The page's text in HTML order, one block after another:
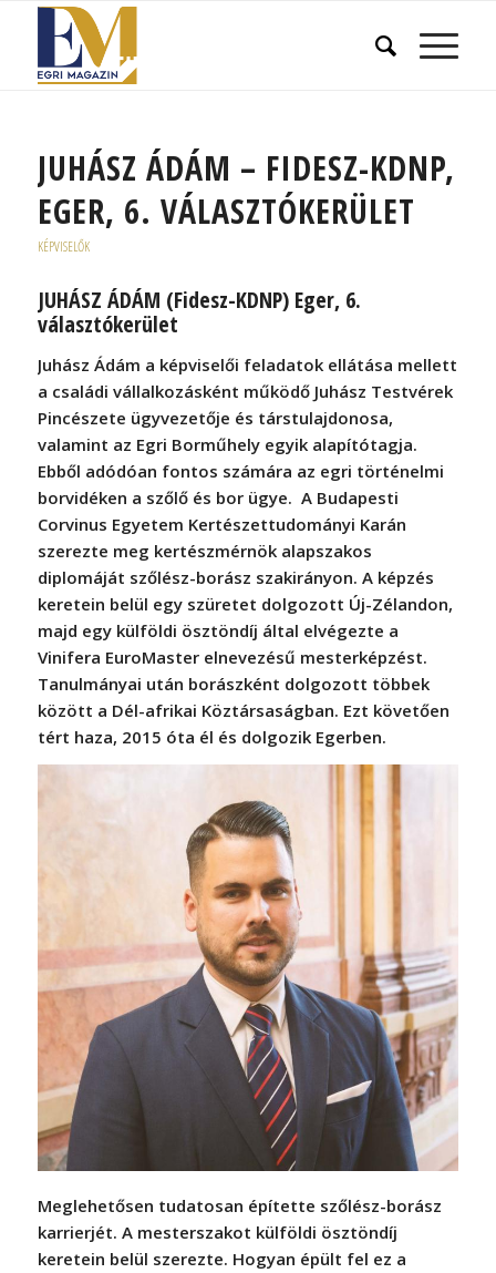
JUHÁSZ ÁDÁM – FIDESZ-KDNP,
EGER, 6. VÁLASZTÓKERÜLET
KÉPVISELŐK
JUHÁSZ ÁDÁM (Fidesz-KDNP) Eger, 6.
választókerület
Juhász Ádám a képviselői feladatok ellátása mellett
a családi vállalkozásként működő Juhász Testvérek
Pincészete ügyvezetője és társtulajdonosa,
valamint az Egri Borműhely egyik alapítótagja.
Ebből adódóan fontos számára az egri történelmi
borvidéken a szőlő és bor ügye. A Budapesti
Corvinus Egyetem Kertészettudományi Karán
szerezte meg kertészmérnök alapszakos
diplomáját szőlész-borász szakirányon. A képzés
keretein belül egy szüretet dolgozott Új-Zélandon,
majd egy külföldi ösztöndíj által elvégezte a
Vinifera EuroMaster elnevezésű mesterképzést.
Tanulmányai után borászként dolgozott többek
között a Dél-afrikai Köztársaságban. Ezt követően
tért haza, 2015 óta él és dolgozik Egerben.
Meglehetősen tudatosan építette szőlész-borász
karrierjét. A mesterszakot külföldi ösztöndíj
keretein belül szerezte. Hogyan épült fel ez a